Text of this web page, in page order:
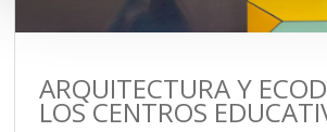
ARQUITECTURA Y
LOS CENTROS